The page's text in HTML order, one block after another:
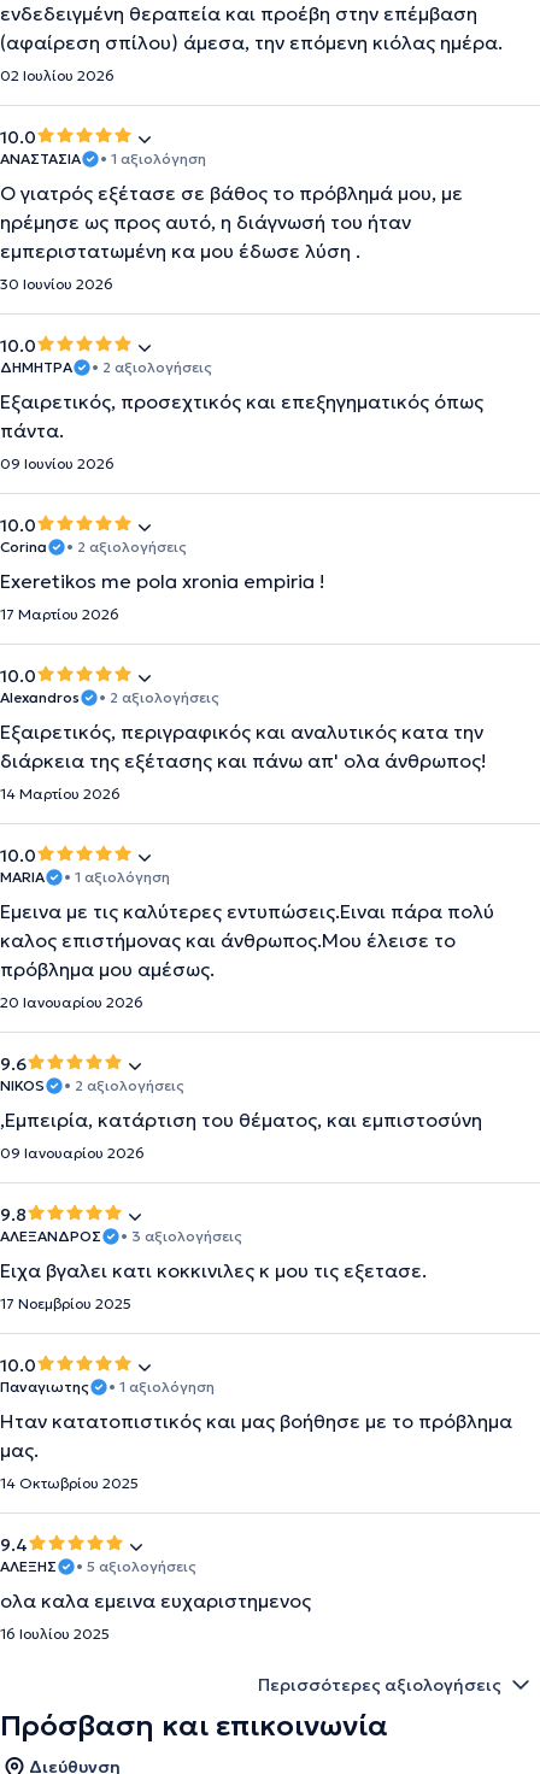
ενδεδειγμένη θεραπεία και προέβη στην επέμβαση
(αφαίρεση σπίλου) άμεσα, την επόμενη κιόλας ημέρα.
02 Ιουλίου 2026
10.0
ΑΝΑΣΤΑΣΙΑ • 1 αξιολόγηση
Ο γιατρός εξέτασε σε βάθος το πρόβλημά μου, με
ηρέμησε ως προς αυτό, η διάγνωσή του ήταν
εμπεριστατωμένη κα μου έδωσε λύση .
30 Ιουνίου 2026
10.0
ΔΗΜΗΤΡΑ • 2 αξιολογήσεις
Εξαιρετικός, προσεχτικός και επεξηγηματικός όπως
πάντα.
09 Ιουνίου 2026
10.0
Corina • 2 αξιολογήσεις
Exeretikos me pola xronia empiria !
17 Μαρτίου 2026
10.0
Alexandros • 2 αξιολογήσεις
Εξαιρετικός, περιγραφικός και αναλυτικός κατα την
διάρκεια της εξέτασης και πάνω απ' ολα άνθρωπος!
14 Μαρτίου 2026
10.0
MARIA • 1 αξιολόγηση
Εμεινα με τις καλύτερες εντυπώσεις.Ειναι πάρα πολύ
καλος επιστήμονας και άνθρωπος.Μου έλεισε το
πρόβλημα μου αμέσως.
20 Ιανουαρίου 2026
9.6
NIKOS • 2 αξιολογήσεις
,Εμπειρία, κατάρτιση του θέματος, και εμπιστοσύνη
09 Ιανουαρίου 2026
9.8
ΑΛΕΞΑΝΔΡΟΣ • 3 αξιολογήσεις
Ειχα βγαλει κατι κοκκινιλες κ μου τις εξετασε.
17 Νοεμβρίου 2025
10.0
Παναγιωτης • 1 αξιολόγηση
Ήταν κατατοπιστικός και μας βοήθησε με το πρόβλημα
μας.
14 Οκτωβρίου 2025
9.4
ΑΛΕΞΗΣ • 5 αξιολογήσεις
ολα καλα εμεινα ευχαριστημενος
16 Ιουλίου 2025
Περισσότερες αξιολογήσεις
Πρόσβαση και επικοινωνία
Διεύθυνση